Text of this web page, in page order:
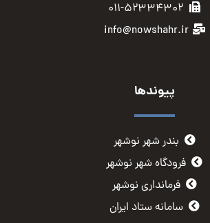
۰۱۱-۵۲۳۳۴۳۰۲
info@nowshahr.ir
پیوندها
بندر شهر نوشهر
فرودگاه شهر نوشهر
فرمانداری نوشهر
سامانه ستاد ایران